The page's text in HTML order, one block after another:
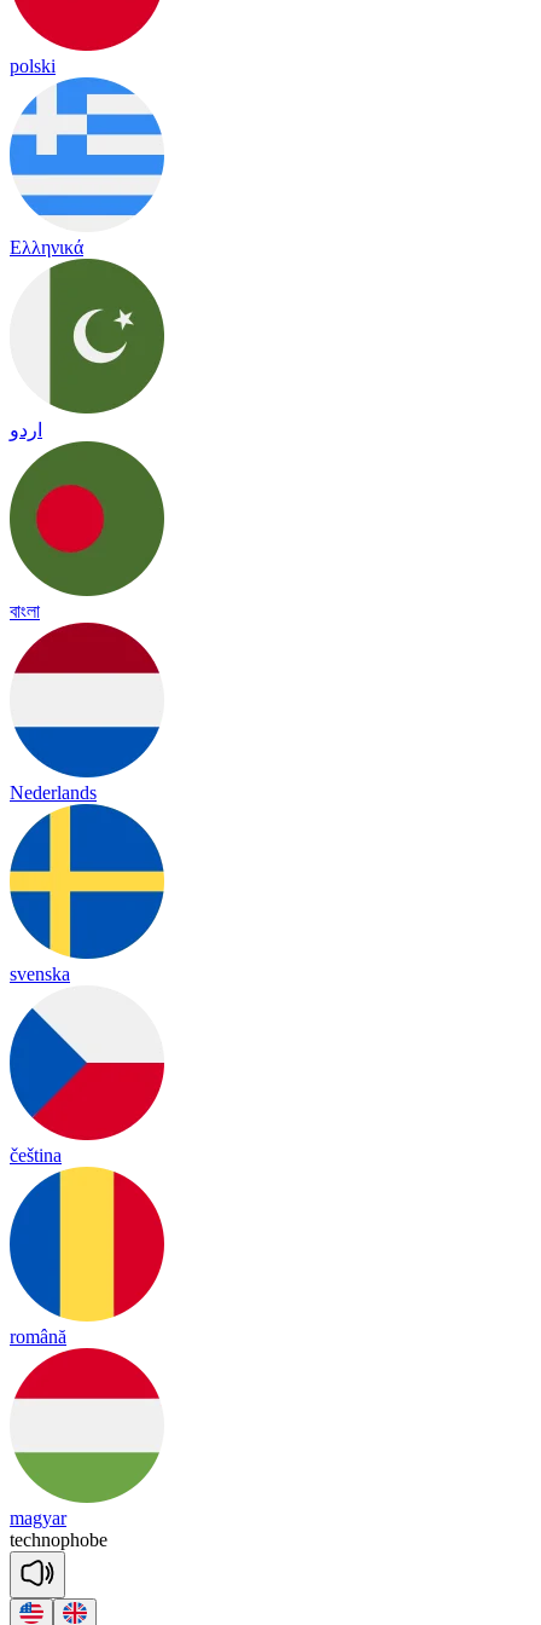
polski
Ελληνικά
اردو
বাংলা
Nederlands
svenska
čeština
română
magyar
technophobe